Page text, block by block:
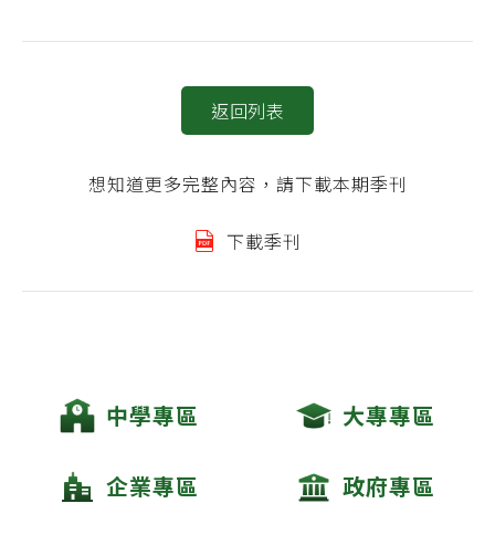
返回列表
想知道更多完整內容，請下載本期季刊
下載季刊
中學專區 大專專區
企業專區 政府專區